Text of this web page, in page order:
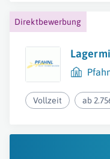
Direktbewerbung
Vollzeit ab